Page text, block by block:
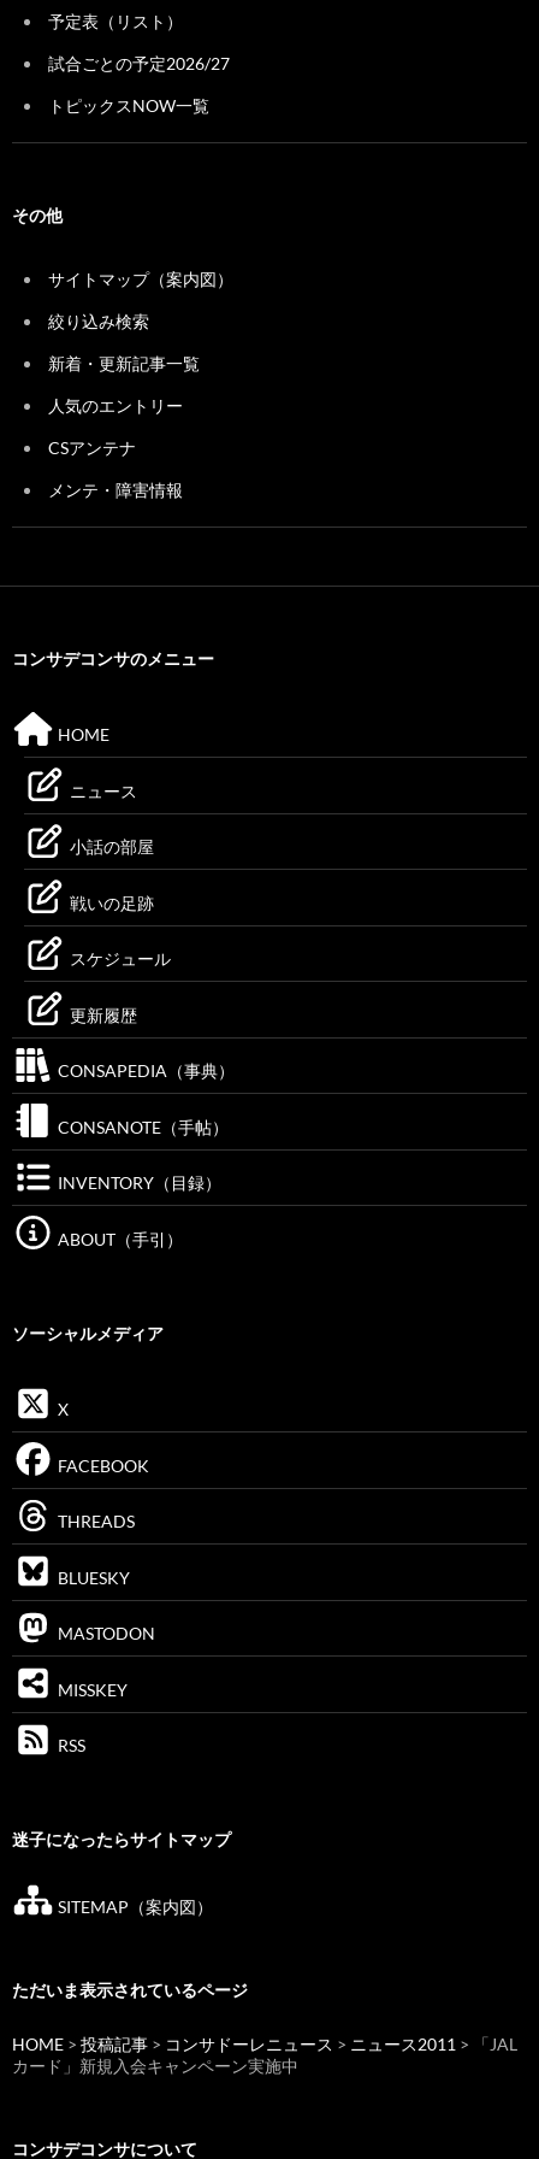
予定表（リスト）
試合ごとの予定2026/27
トピックスNOW一覧
その他
サイトマップ（案内図）
絞り込み検索
新着・更新記事一覧
人気のエントリー
CSアンテナ
メンテ・障害情報
コンサデコンサのメニュー
HOME
ニュース
小話の部屋
戦いの足跡
スケジュール
更新履歴
CONSAPEDIA（事典）
CONSANOTE（手帖）
INVENTORY（目録）
ABOUT（手引）
ソーシャルメディア
X
FACEBOOK
THREADS
BLUESKY
MASTODON
MISSKEY
RSS
迷子になったらサイトマップ
SITEMAP（案内図）
ただいま表示されているページ
HOME > 投稿記事 > コンサドーレニュース > ニュース2011 > 「JAL
カード」新規入会キャンペーン実施中
コンサデコンサについて